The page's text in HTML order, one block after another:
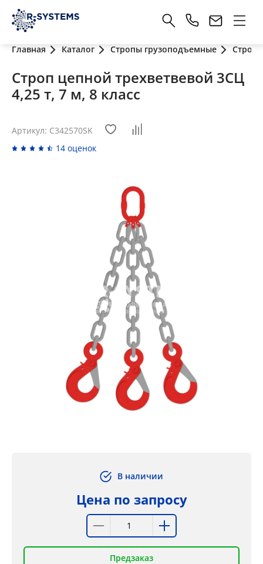
Главная Каталог Стропы грузоподъемные
Строп цепной трехветвевой 3СЦ
4,25 т, 7 м, 8 класс
Артикул: C342570SK
14 оценок
В наличии
Цена по запросу
Предзаказ